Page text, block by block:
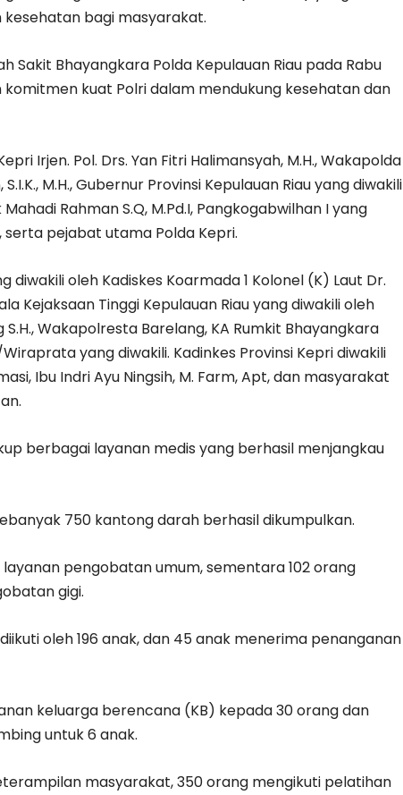
bagi masyarakat.
Sakit Bhayangkara Polda Kepulauan Riau pada Rabu
kuat Polri dalam mendukung kesehatan dan
Irjen. Pol. Drs. Yan Fitri Halimansyah, M.H., Wakapolda
M.H., Gubernur Provinsi Kepulauan Riau yang diwakili
Rahman S.Q, M.Pd.I, Pangkogabwilhan I yang
serta pejabat utama Polda Kepri.
diwakili oleh Kadiskes Koarmada 1 Kolonel (K) Laut Dr.
Kejaksaan Tinggi Kepulauan Riau yang diwakili oleh
S.H., Wakapolresta Barelang, KA Rumkit Bhayangkara
yang diwakili. Kadinkes Provinsi Kepri diwakili
Ibu Indri Ayu Ningsih, M. Farm, Apt, dan masyarakat
berbagai layanan medis yang berhasil menjangkau
750 kantong darah berhasil dikumpulkan.
pengobatan umum, sementara 102 orang
gigi.
oleh 196 anak, dan 45 anak menerima penanganan
keluarga berencana (KB) kepada 30 orang dan
untuk 6 anak.
masyarakat, 350 orang mengikuti pelatihan